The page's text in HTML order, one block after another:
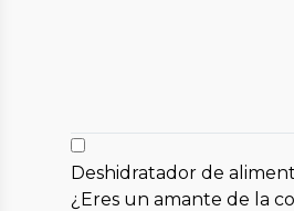
Deshidratador de
¿Eres un amante de la